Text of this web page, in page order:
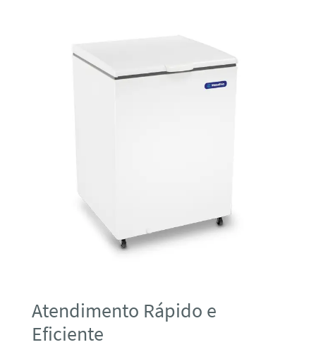
Atendimento Rápido e
Eficiente